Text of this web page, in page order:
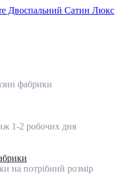
Двоспальний Сатин Люкс
фабрики
1-2 робочих дня
на потрібний розмір